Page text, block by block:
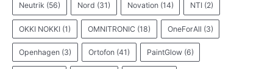
Neutrik (56) Nord (31) Novation (14) NTI (2)
OKKI NOKKI (1) OMNITRONIC (18) OneForAll (3)
Openhagen (3) Ortofon (41) PaintGlow (6)